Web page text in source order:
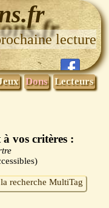
lecture
Dons Lecteurs
vos critères :
recherche MultiTag